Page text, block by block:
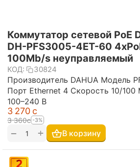
Коммутатор сетевой PoE
DH-PFS3005-4ET-60
100Mb/s неуправляемый
КОД: 30824
Производитель DAHUA Модель
Порт Ethernet 4 Скорость 10/100
100–240 В
3 270 с
3 360с -3%
+
− В корзину